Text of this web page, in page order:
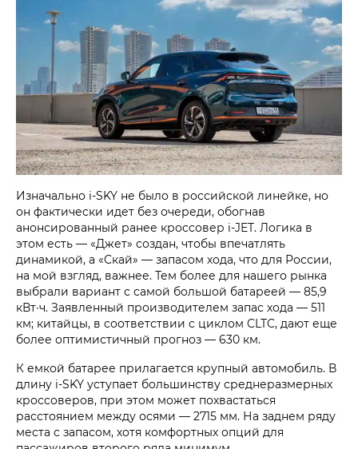
Изначально i‑SKY не было в российской линейке, но
он фактически идет без очереди, обогнав
анонсированный ранее кроссовер i‑JET. Логика в
этом есть — «Джет» создан, чтобы впечатлять
динамикой, а «Скай» — запасом хода, что для России,
на мой взгляд, важнее. Тем более для нашего рынка
выбрали вариант с самой большой батареей — 85,9
кВт∙ч. Заявленный производителем запас хода — 511
км; китайцы, в соответствии с циклом CLTC, дают еще
более оптимистичный прогноз — 630 км.
К емкой батарее прилагается крупный автомобиль. В
длину i‑SKY уступает большинству среднеразмерных
кроссоверов, при этом может похвастаться
расстоянием между осями — 2715 мм. На заднем ряду
места с запасом, хотя комфортных опций для